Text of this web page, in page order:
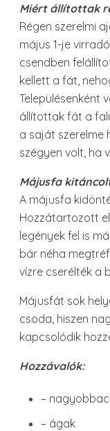
Miért állítottak
Régen szerelmi
május 1-je
csendben
kellett a fát,
Településenként
állítottak fát a
a saját szerelme
szégyen volt, ha
Májusfa
A májusfa
Hozzátartozott
legények fel is
bár néha
vízre cserélték a
Májusfát sok
csoda, hiszen
kapcsolódik
Hozzávalók:
–
– ágak